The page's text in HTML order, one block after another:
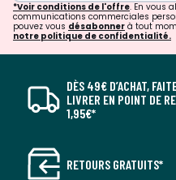
*Voir conditions de l'offre. En vous
communications commerciales
pouvez vous désabonner à tout
notre politique de confidentialité.
DÈS 49€ D’ACHAT,
LIVRER EN POINT DE
1,95€*
RETOURS GRATUITS*